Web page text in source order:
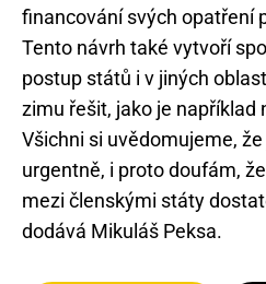
financování svých opatření
Tento návrh také vytvoří
postup států i v jiných
zimu řešit, jako je například
Všichni si uvědomujeme,
urgentně, i proto doufám,
mezi členskými státy
dodává Mikuláš Peksa.